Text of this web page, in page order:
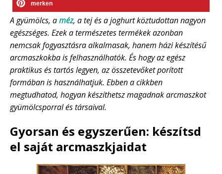
merken
A gyümölcs, améz, a tej és a joghurt köztudottan nagyon
egészséges. Ezek a természetes termékek azonban
nemcsak fogyasztásra alkalmasak, hanem házi készítésű
arcmaszkokba is felhasználhatók. És hogy az egész
praktikus és tartós legyen, az összetevőket porított
formában is használhatjuk. Ebben a cikkben
megtudhatod, hogyan készíthetsz magadnak arcmaszkot
gyümölcsporral és társaival.
Gyorsan és egyszerűen: készítsd
el saját arcmaszkjaidat